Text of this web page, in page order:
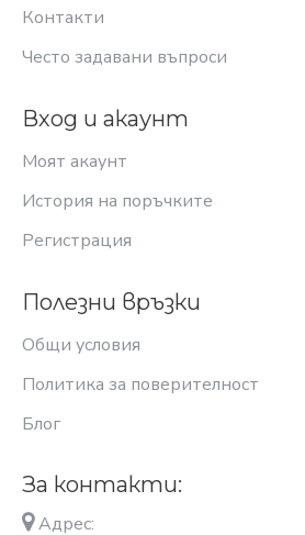
Контакти
Често задавани въпроси
Вход и акаунт
Моят акаунт
История на поръчките
Регистрация
Полезни връзки
Общи условия
Политика за поверителност
Блог
За контакти:
Адрес: